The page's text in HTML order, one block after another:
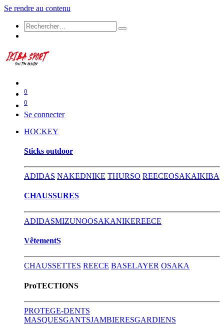
Se rendre au contenu
0
0
Se connecter
HOCKEY
​Sticks outdoor
ADIDAS NAKEDNIKE THURSO REECEOSAKAIKIBA
CHAUSSURES
ADIDASMIZUNOOSAKANIKEREECE
VêtementS
CHAUSSETTES REECE BASELAYER OSAKA
ProTECTIONS
PROTEGE-DENTS
MASQUESGANTSJAMBIERESGARDIENS